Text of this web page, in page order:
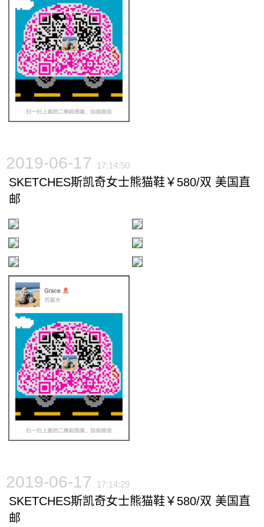
2019-06-17 17:14:50
SKETCHES斯凯奇女士熊猫鞋￥580/双 美国直
邮
2019-06-17 17:14:29
SKETCHES斯凯奇女士熊猫鞋￥580/双 美国直
邮